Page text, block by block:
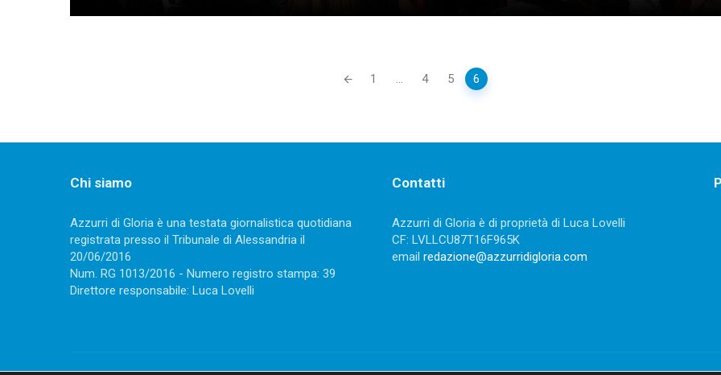
1 ... 4 5 6
Chi siamo
Azzurri di Gloria è una testata giornalistica quotidiana
registrata presso il Tribunale di Alessandria il
20/06/2016
Num. RG 1013/2016 - Numero registro stampa: 39
Direttore responsabile: Luca Lovelli
Contatti
Azzurri di Gloria è di proprietà di Luca Lovelli
CF: LVLLCU87T16F965K
email redazione@azzurridigloria.com